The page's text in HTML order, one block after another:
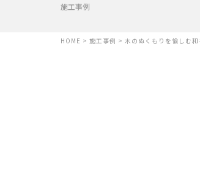
施工事例
HOME > 施工事例 > 木のぬくもりを愉しむ